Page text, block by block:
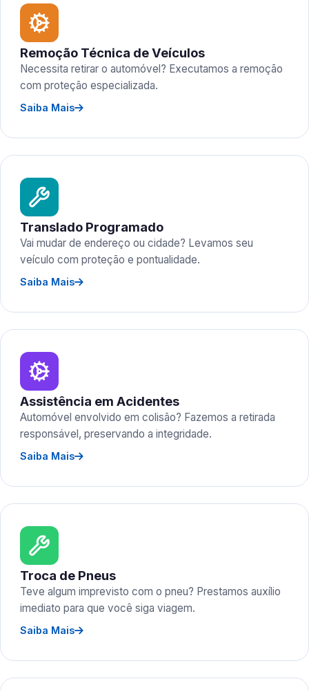
Remoção Técnica de Veículos
Necessita retirar o automóvel? Executamos a remoção
com proteção especializada.
Saiba Mais
Translado Programado
Vai mudar de endereço ou cidade? Levamos seu
veículo com proteção e pontualidade.
Saiba Mais
Assistência em Acidentes
Automóvel envolvido em colisão? Fazemos a retirada
responsável, preservando a integridade.
Saiba Mais
Troca de Pneus
Teve algum imprevisto com o pneu? Prestamos auxílio
imediato para que você siga viagem.
Saiba Mais